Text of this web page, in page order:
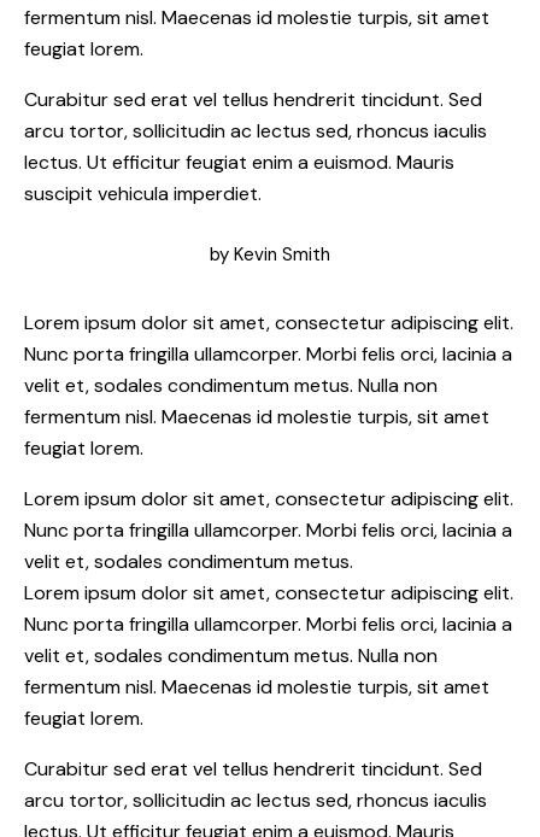
fermentum nisl. Maecenas id molestie turpis, sit amet
feugiat lorem.
Curabitur sed erat vel tellus hendrerit tincidunt. Sed
arcu tortor, sollicitudin ac lectus sed, rhoncus iaculis
lectus. Ut efficitur feugiat enim a euismod. Mauris
suscipit vehicula imperdiet.
by Kevin Smith
Lorem ipsum dolor sit amet, consectetur adipiscing elit.
Nunc porta fringilla ullamcorper. Morbi felis orci, lacinia a
velit et, sodales condimentum metus. Nulla non
fermentum nisl. Maecenas id molestie turpis, sit amet
feugiat lorem.
Lorem ipsum dolor sit amet, consectetur adipiscing elit.
Nunc porta fringilla ullamcorper. Morbi felis orci, lacinia a
velit et, sodales condimentum metus.
Lorem ipsum dolor sit amet, consectetur adipiscing elit.
Nunc porta fringilla ullamcorper. Morbi felis orci, lacinia a
velit et, sodales condimentum metus. Nulla non
fermentum nisl. Maecenas id molestie turpis, sit amet
feugiat lorem.
Curabitur sed erat vel tellus hendrerit tincidunt. Sed
arcu tortor, sollicitudin ac lectus sed, rhoncus iaculis
lectus. Ut efficitur feugiat enim a euismod. Mauris